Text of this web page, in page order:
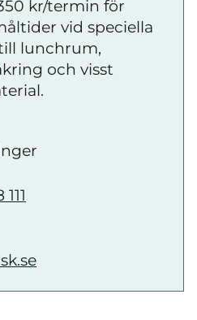
kr/termin för
vid speciella
lunchrum,
och visst